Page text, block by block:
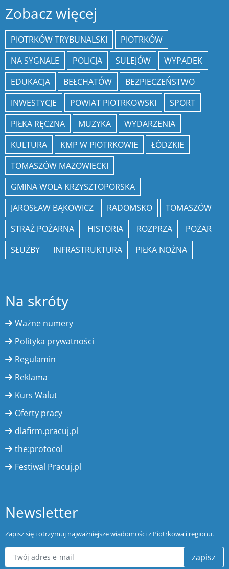
Zobacz więcej
PIOTRKÓW TRYBUNALSKI
PIOTRKÓW
NA SYGNALE
POLICJA SULEJÓW
WYPADEK
EDUKACJA
BEŁCHATÓW
BEZPIECZEŃSTWO
INWESTYCJE
POWIAT PIOTRKOWSKI
SPORT
PIŁKA RĘCZNA
MUZYKA
WYDARZENIA
KULTURA
KMP W PIOTRKOWIE
ŁÓDZKIE
TOMASZÓW MAZOWIECKI
GMINA WOLA KRZYSZTOPORSKA
JAROSŁAW BĄKOWICZ
RADOMSKO
TOMASZÓW
STRAŻ POŻARNA
HISTORIA ROZPRZA
POŻAR
SŁUŻBY
INFRASTRUKTURA PIŁKA NOŻNA
Na skróty
Ważne numery
Polityka prywatności
Regulamin
Reklama
Kurs Walut
Oferty pracy
dlafirm.pracuj.pl
the:protocol
Festiwal Pracuj.pl
Newsletter
Zapisz się i otrzymuj najważniejsze wiadomości z Piotrkowa i regionu.
zapisz